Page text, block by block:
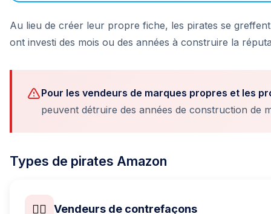
Outils de protection Amazon
Étude de cas réelle
Au lieu de créer leur propre fiche, les pirates se
ont investi des mois ou des années à construire la
Pour les vendeurs de marques propres et les
peuvent détruire des années de construction de
Types de pirates Amazon
🏴‍☠️ Vendeurs de contrefaçons